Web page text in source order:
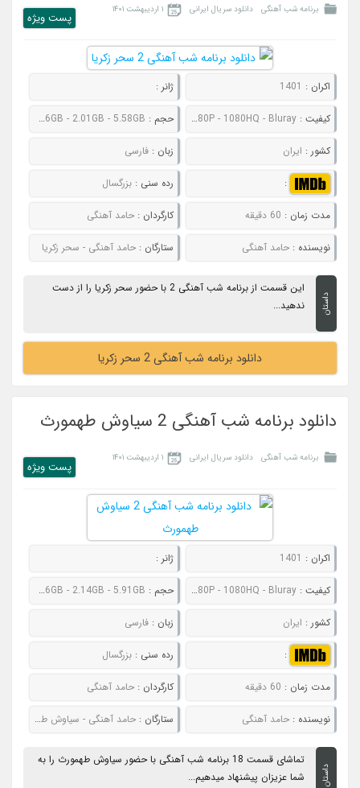
برنامه شب آهنگی دانلود سریال ایرانی ۱ اردیبهشت ۱۴۰۱
پست ويژه
اکران : 1401 ژانر :
کیفیت :480P - 720P - 1080P - 1080HQ - Bluray حجم : 534MB - 760MB - 1.46GB - 2.01GB - 5.58GB
کشور : ایران زبان : فارسی
: رده سنی : بزرگسال
مدت زمان : 60 دقیقه کارگردان : حامد آهنگی
نویسنده :حامد آهنگی ستارگان : حامد آهنگی - سحر زکریا
داستان
این قسمت از برنامه شب آهنگی 2 با حضور سحر زکریا را از دست
ندهید...
دانلود برنامه شب آهنگی 2 سحر زکریا
دانلود برنامه شب آهنگی 2 سیاوش طهمورث
برنامه شب آهنگی دانلود سریال ایرانی ۱ اردیبهشت ۱۴۰۱
پست ويژه
اکران : 1401 ژانر :
کیفیت :480P - 720P - 1080P - 1080HQ - Bluray حجم : 572MB - 813MB - 1.56GB - 2.14GB - 5.91GB
کشور : ایران زبان : فارسی
: رده سنی : بزرگسال
مدت زمان : 60 دقیقه کارگردان : حامد آهنگی
نویسنده :حامد آهنگی ستارگان : حامد آهنگی - سیاوش طهمورث
داستان
تماشای قسمت 18 برنامه شب آهنگی با حضور سیاوش طهمورث را به
شما عزیزان پیشنهاد میدهیم...